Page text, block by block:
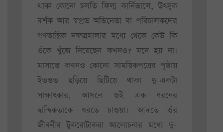
থাকা কোনো চলতি ফিল্ম কার্নিভালে, উৎসুক
দর্শক আর স্বপ্রভ অভিনেতা বা পরিচালকদের
গণতান্ত্রিক নক্ষত্রমালার মধ্যে থেকে কেউ কি
ওঁকে খুঁজে নিয়েছেন কখনও? মনে হয় না।
মাসান্তে কখনও কোনো সাময়িকপত্রের পৃষ্ঠায়
ইতস্তত ছড়িয়ে ছিটিয়ে থাকা দু-একটা
সাক্ষাৎকার, আসলে ওই এক ধরনের
দ্বান্দ্বিকতাকে ধরতে চাওয়া। আদতে ওঁর
জীবনীর টুকরোটাকরা আলোচনার মধ্যে দু-